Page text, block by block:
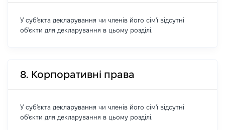
У суб'єкта декларування чи членів його сім'ї відсутні
об'єкти для декларування в цьому розділі.
8. Корпоративні права
У суб'єкта декларування чи членів його сім'ї відсутні
об'єкти для декларування в цьому розділі.